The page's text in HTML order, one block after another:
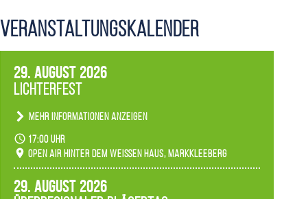
Veranstaltungs­kalender
29. August 2026
Lichterfest
Mehr Informationen anzeigen
Becherlichter, Fackeln und Lichtinstallationen
verwandeln den agra-Park in einen farbigen
Märchenwald, der bei jedem Rundgang einen
Ambiente gibt es ein leuchtendes Konzert
17:00 Uhr
Open Air hinter dem weißen Haus, Markkleeberg
29. August 2026